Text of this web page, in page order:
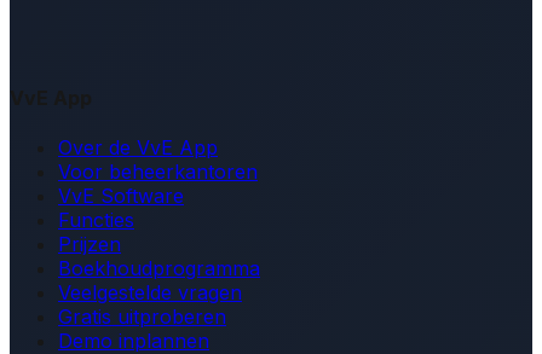
Over de VvE App
Voor beheerkantoren
VvE Software
Functies
Prijzen
Boekhoudprogramma
Veelgestelde vragen
Gratis uitproberen
Demo inplannen